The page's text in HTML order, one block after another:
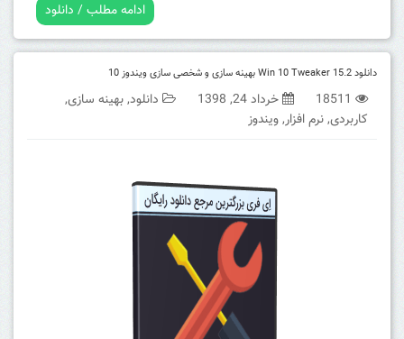
ادامه مطلب / دانلود
دانلود Win 10 Tweaker 15.2 بهینه سازی و شخصی سازی ویندوز 10
18511 خرداد 24, 1398 دانلود,بهینه سازی,
کاربردی,نرم افزار,ویندوز